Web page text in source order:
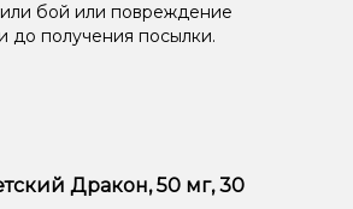
бой или повреждение
до получения посылки.
Дракон, 50 мг, 30